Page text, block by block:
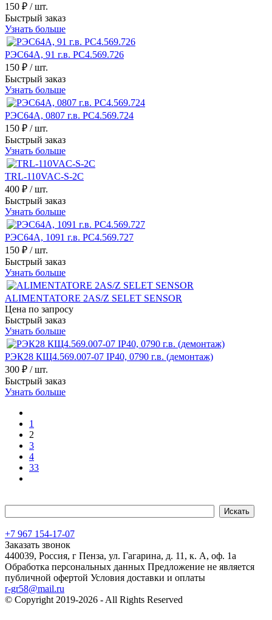
150 ₽ / шт.
Быстрый заказ
Узнать больше
РЭС64А, 91 г.в. РС4.569.726
150 ₽ / шт.
Быстрый заказ
Узнать больше
РЭС64А, 0807 г.в. РС4.569.724
150 ₽ / шт.
Быстрый заказ
Узнать больше
TRL-110VAC-S-2C
400 ₽ / шт.
Быстрый заказ
Узнать больше
РЭС64А, 1091 г.в. РС4.569.727
150 ₽ / шт.
Быстрый заказ
Узнать больше
ALIMENTATORE 2AS/Z SELET SENSOR
Цена по запросу
Быстрый заказ
Узнать больше
РЭК28 КЩ4.569.007-07 IP40, 0790 г.в. (демонтаж)
300 ₽ / шт.
Быстрый заказ
Узнать больше
1
2
3
4
33
+7 967 154-17-07
Заказать звонок
440039, Россия, г Пенза, ул. Гагарина, д. 11, к. А, оф. 1а
Обработка персональных данных Предложение не является
публичной офертой Условия доставки и оплаты
r-gr58@mail.ru
© Copyright 2019-2026 - All Rights Reserved